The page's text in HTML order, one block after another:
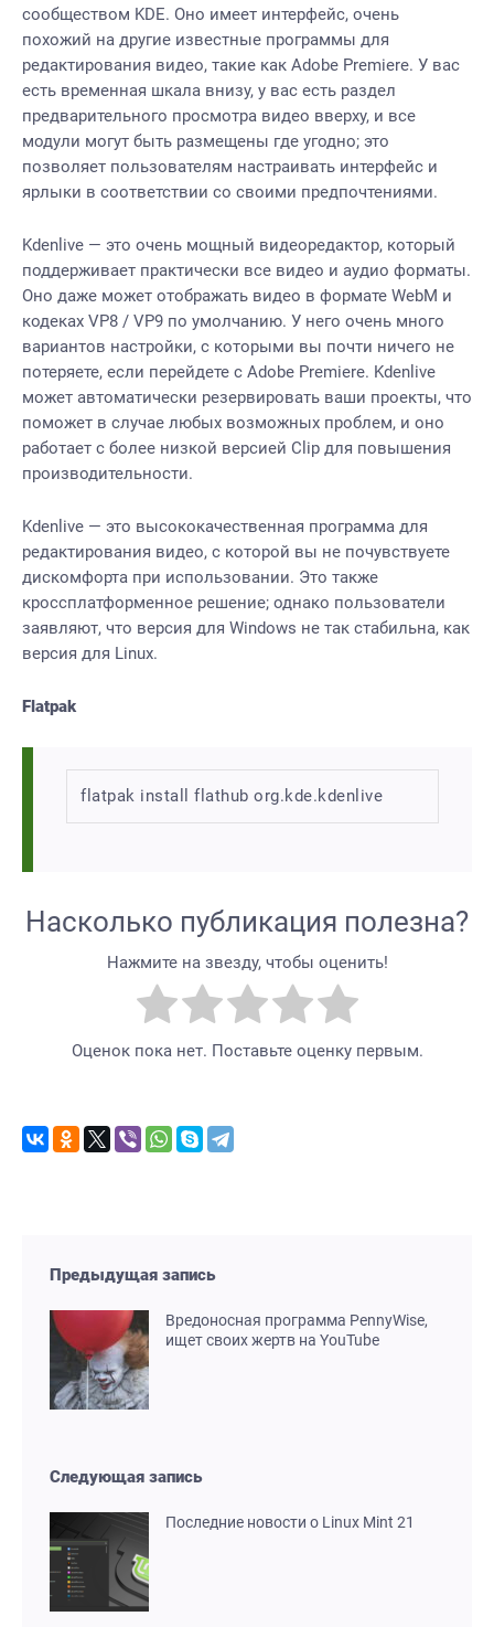
сообществом KDE. Оно имеет интерфейс, очень
похожий на другие известные программы для
редактирования видео, такие как Adobe Premiere. У вас
есть временная шкала внизу, у вас есть раздел
предварительного просмотра видео вверху, и все
модули могут быть размещены где угодно; это
позволяет пользователям настраивать интерфейс и
ярлыки в соответствии со своими предпочтениями.
Kdenlive — это очень мощный видеоредактор, который
поддерживает практически все видео и аудио форматы.
Оно даже может отображать видео в формате WebM и
кодеках VP8 / VP9 по умолчанию. У него очень много
вариантов настройки, с которыми вы почти ничего не
потеряете, если перейдете с Adobe Premiere. Kdenlive
может автоматически резервировать ваши проекты, что
поможет в случае любых возможных проблем, и оно
работает с более низкой версией Clip для повышения
производительности.
Kdenlive — это высококачественная программа для
редактирования видео, с которой вы не почувствуете
дискомфорта при использовании. Это также
кроссплатформенное решение; однако пользователи
заявляют, что версия для Windows не так стабильна, как
версия для Linux.
Flatpak
flatpak install flathub org.kde.kdenlive
Насколько публикация полезна?
Нажмите на звезду, чтобы оценить!
Оценок пока нет. Поставьте оценку первым.
Предыдущая запись
Вредоносная программа PennyWise,
ищет своих жертв на YouTube
Следующая запись
Последние новости о Linux Mint 21